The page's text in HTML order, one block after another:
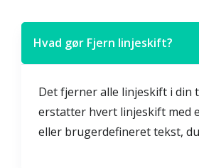
Hvad gør Fjern linjeskift?
Det fjerner alle linjeskift i din
erstatter hvert linjeskift med
eller brugerdefineret tekst,